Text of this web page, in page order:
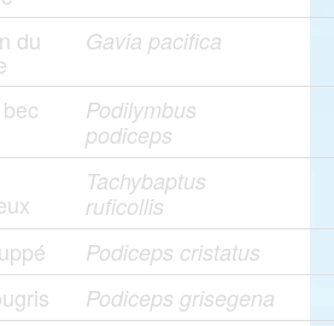
du Gavia pacifica
Podilymbus
podiceps
Tachybaptus
ruficollis
Podiceps cristatus
Podiceps grisegena